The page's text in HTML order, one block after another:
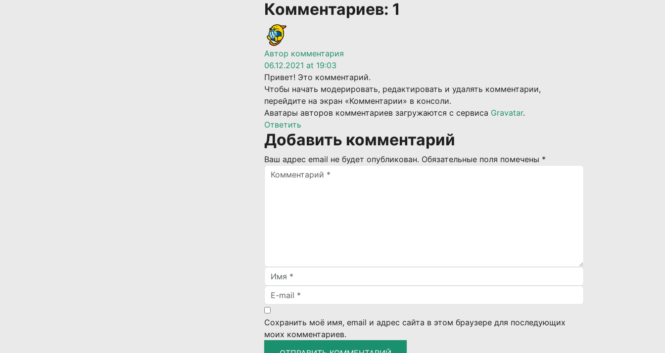
Комментариев: 1
Автор комментария
06.12.2021 at 19:03
Привет! Это комментарий.
Чтобы начать модерировать, редактировать и удалять комментарии,
перейдите на экран «Комментарии» в консоли.
Аватары авторов комментариев загружаются с сервиса Gravatar.
Ответить
Добавить комментарий
Ваш адрес email не будет опубликован. Обязательные поля помечены *
Сохранить моё имя, email и адрес сайта в этом браузере для последующих
моих комментариев.